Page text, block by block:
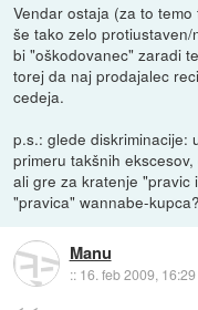
Vendar ostaja (za to
še tako zelo
bi "oškodovanec" zaradi
torej da naj prodajalec
cedeja.
p.s.: glede diskriminacije:
primeru takšnih
ali gre za kratenje "pravic
"pravica" wannabe-kupca?
Manu
:: 16. feb 2009, 16:29